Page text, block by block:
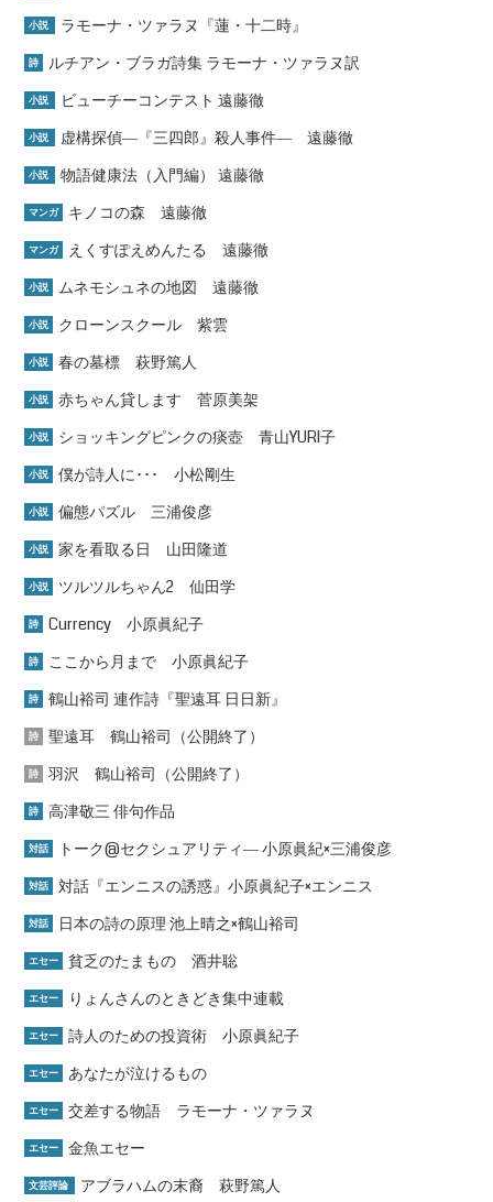
小説 ラモーナ・ツァラヌ『蓮・十二時』
詩 ルチアン・ブラガ詩集 ラモーナ・ツァラヌ訳
小説 ビューチーコンテスト 遠藤徹
小説 虚構探偵―『三四郎』殺人事件― 遠藤徹
小説 物語健康法（入門編） 遠藤徹
マンガ キノコの森 遠藤徹
マンガ えくすぽえめんたる 遠藤徹
小説 ムネモシュネの地図 遠藤徹
小説 クローンスクール 紫雲
小説 春の墓標 萩野篤人
小説 赤ちゃん貸します 菅原美架
小説 ショッキングピンクの痰壺 青山YURI子
小説 僕が詩人に･･･ 小松剛生
小説 偏態パズル 三浦俊彦
小説 家を看取る日 山田隆道
小説 ツルツルちゃん2 仙田学
詩 Currency 小原眞紀子
詩 ここから月まで 小原眞紀子
詩 鶴山裕司 連作詩『聖遠耳 日日新』
詩 聖遠耳 鶴山裕司（公開終了）
詩 羽沢 鶴山裕司（公開終了）
詩 高津敬三 俳句作品
対話 トーク@セクシュアリティ― 小原眞紀×三浦俊彦
対話 対話『エンニスの誘惑』小原眞紀子×エンニス
対話 日本の詩の原理 池上晴之×鶴山裕司
エセー 貧乏のたまもの 酒井聡
エセー りょんさんのときどき集中連載
エセー 詩人のための投資術 小原眞紀子
エセー あなたが泣けるもの
エセー 交差する物語 ラモーナ・ツァラヌ
エセー 金魚エセー
文芸評論 アブラハムの末裔 萩野篤人